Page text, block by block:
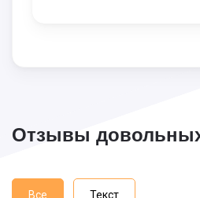
Отзывы
Все Текст